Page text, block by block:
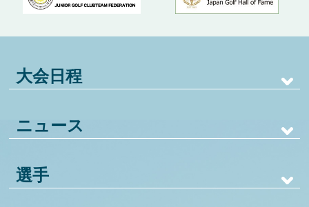
大会日程
ニュース
選手